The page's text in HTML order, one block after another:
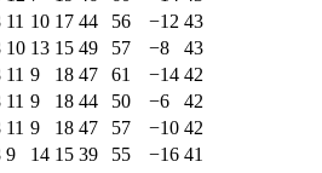
11 10 17 44 56 −12 43
10 13 15 49 57 −8
43
11 9 18 47 61 −14 42
11 9 18 44 50 −6
42
11 9 18 47 57 −10 42
9 14 15 39 55 −16 41